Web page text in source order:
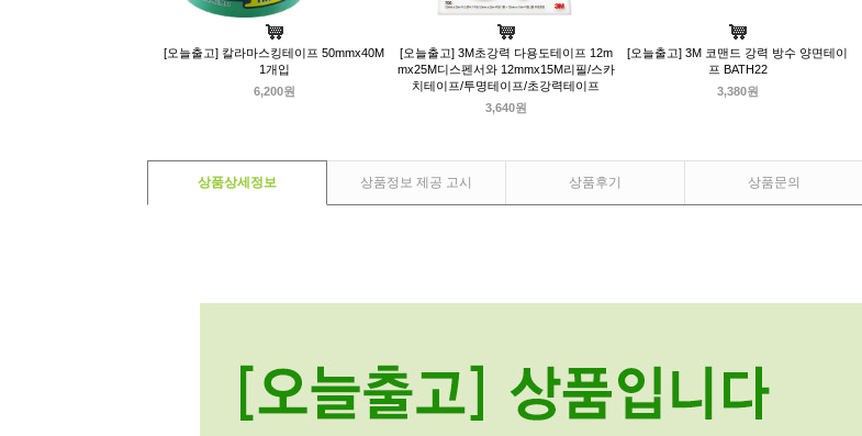
[오늘출고] 칼라마스킹테이프 50mmx40M
1개입
6,200원
[오늘출고] 3M초강력 다용도테이프 12m
mx25M디스펜서와 12mmx15M리필/스카
치테이프/투명테이프/초강력테이프
3,640원
[오늘출고] 3M 코맨드 강력 방수 양면테이
프 BATH22
3,380원
상품상세정보 상품정보 제공 고시 상품후기 상품문의